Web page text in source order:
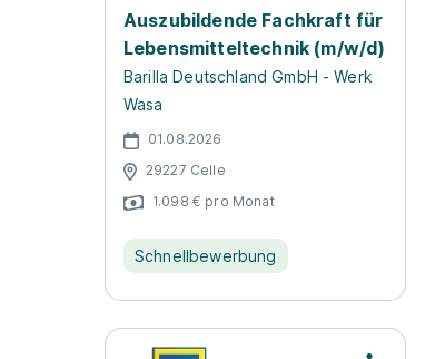
Auszubildende Fachkraft für
Lebensmitteltechnik (m/w/d)
Barilla Deutschland GmbH - Werk
Wasa
01.08.2026
29227 Celle
1.098 € pro Monat
Schnellbewerbung